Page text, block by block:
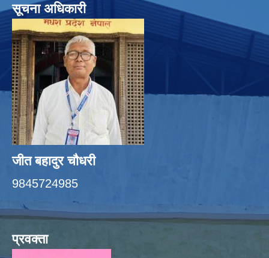
सूचना अधिकारी
जीत बहादुर चाैधरी
9845724985
प्रवक्ता